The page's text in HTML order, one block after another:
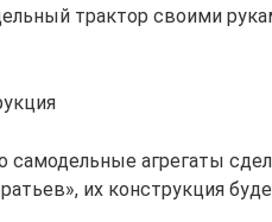
трактор своими
самодельные агрегаты
их конструкция